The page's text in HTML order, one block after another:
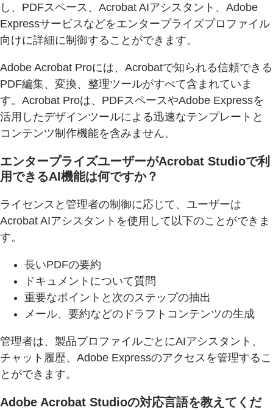
し、PDFスペース、Acrobat AIアシスタント、Adobe
Expressサービスなどをエンタープライズプロファイル
向けに詳細に制御することができます。
Adobe Acrobat Proには、Acrobatで知られる信頼できる
PDF編集、変換、整理ツールがすべて含まれていま
す。Acrobat Proは、PDFスペースやAdobe Expressを
活用したデザインツールによる迅速なテンプレートと
コンテンツ制作機能を含みません。
エンタープライズユーザーがAcrobat Studioで利
用できるAI機能は何ですか？
ライセンスと管理者の制御に応じて、ユーザーは
Acrobat AIアシスタントを使用して以下のことができま
す。
長いPDFの要約
ドキュメントについて質問
重要なポイントと次のステップの抽出
メール、要約などのドラフトコンテンツの生成
管理者は、製品プロファイルごとにAIアシスタント、
チャット履歴、Adobe Expressのアクセスを管理するこ
とができます。
Adobe Acrobat Studioの対応言語を教えてくだ